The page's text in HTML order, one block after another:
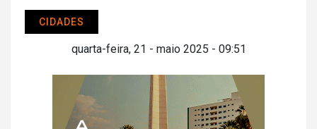
CIDADES
quarta-feira, 21 - maio 2025 - 09:51